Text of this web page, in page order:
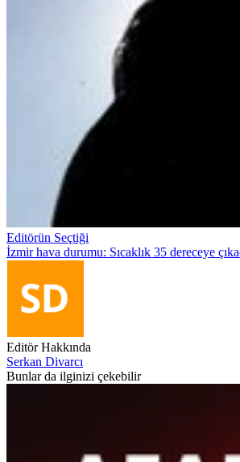
Editörün Seçtiği
İzmir hava durumu: Sıcaklık 35 dereceye
Editör Hakkında
Serkan Divarcı
Bunlar da ilginizi çekebilir